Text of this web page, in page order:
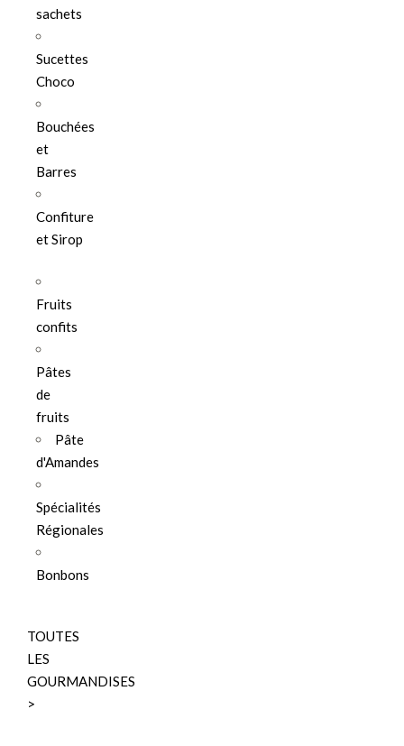
sachets
Sucettes
Choco
Bouchées
et
Barres
Confiture
et Sirop
Fruits
confits
Pâtes
de
fruits
Pâte
d'Amandes
Spécialités
Régionales
Bonbons
TOUTES
LES
GOURMANDISES
>